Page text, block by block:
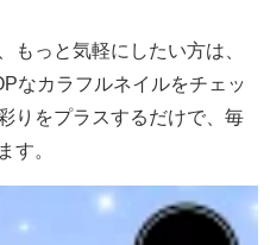
もっと気軽にしたい方は、
なカラフルネイルをチェッ
りをプラスするだけで、毎
す。